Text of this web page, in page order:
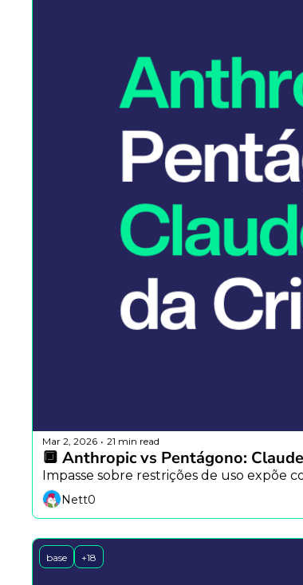
Mar 2, 2026 • 21 min read
🔲 Anthropic vs Pentágono:
Impasse sobre restrições de uso expõe
Nett0
base +18